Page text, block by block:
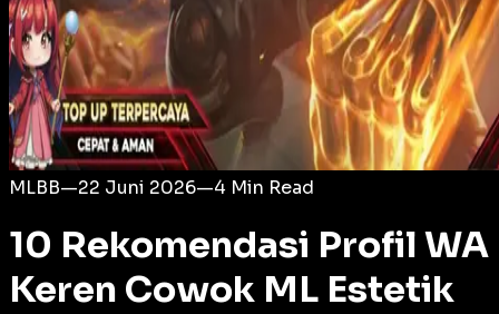
MLBB—22 Juni 2026—4 Min Read
10 Rekomendasi Profil WA
Keren Cowok ML Estetik